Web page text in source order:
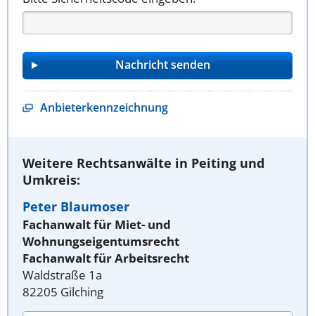
Anbieterkennzeichnung
Weitere Rechtsanwälte in Peiting und
Umkreis:
Peter Blaumoser
Fachanwalt für Miet- und
Wohnungseigentumsrecht
Fachanwalt für Arbeitsrecht
Waldstraße 1a
82205 Gilching